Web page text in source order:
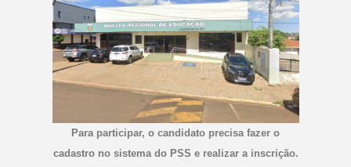
Para participar, o candidato precisa fazer o
cadastro no sistema do PSS e realizar a inscrição.